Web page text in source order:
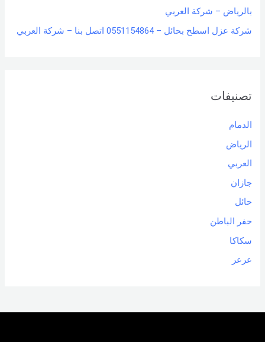
بالرياض – شركة العربي
شركة عزل اسطح بحائل – 0551154864 اتصل بنا – شركة العربي
تصنيفات
الدمام
الرياض
العربي
جازان
حائل
حفر الباطن
سكاكا
عرعر